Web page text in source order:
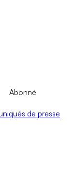
Abonné
de presse